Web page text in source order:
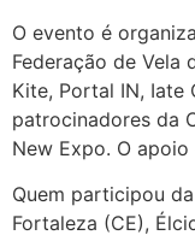
O evento é
Federação de Vela
Kite, Portal IN, Iate
patrocinadores da
New Expo. O
Quem participou
Fortaleza (CE),